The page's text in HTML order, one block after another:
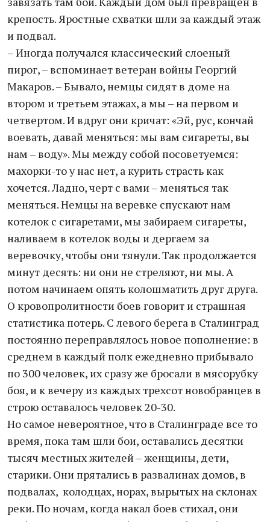
крепость. Яростные схватки шли за каждый этаж
и подвал.
– Иногда получался классический слоеный
пирог, – вспоминает ветеран войны Георгий
Макаров. – Бывало, немцы сидят в доме на
втором и третьем этажах, а мы – на первом и
четвертом. И вдруг они кричат: «Эй, рус, кончай
воевать, давай меняться: мы вам сигареты, вы
нам – воду». Мы между собой посоветуемся:
махорки-то у нас нет, а курить страсть как
хочется. Ладно, черт с вами – меняться так
меняться. Немцы на веревке спускают нам
котелок с сигаретами, мы забираем сигареты,
наливаем в котелок воды и дергаем за
веревочку, чтобы они тянули. Так продолжается
минут десять: ни они не стреляют, ни мы. А
потом начинаем опять колошматить друг друга.
О кровопролитности боев говорит и страшная
статистика потерь. С левого берега в Сталинград
постоянно переправлялось новое пополнение: в
среднем в каждый полк ежедневно прибывало
по 300 человек, их сразу же бросали в мясорубку
боя, и к вечеру из каждых трехсот новобранцев в
строю оставалось человек 20-30.
Но самое невероятное, что в Сталинграде все то
время, пока там шли бои, оставались десятки
тысяч местных жителей – женщины, дети,
старики. Они прятались в развалинах домов, в
подвалах, колодцах, норах, вырытых на склонах
реки. По ночам, когда накал боев стихал, они